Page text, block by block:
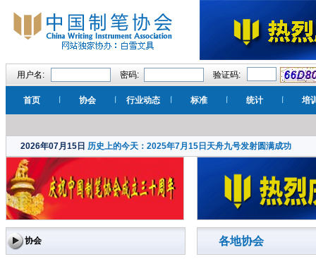
用户名: 密码: 验证码:
首页 协会 行业动态 标准 统计 培
2026年07月15日 历史上的今天：2025年7月15日天舟九号发射圆满成功
协会 各地协会